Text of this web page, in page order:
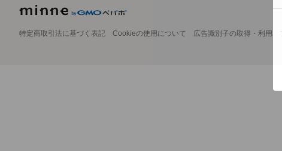
特定商取引法に基づく表記 Cookieの使用について 広告識別子の取得・利用